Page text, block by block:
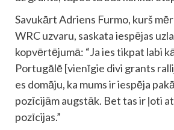
Savukārt Adriens Furmo, kurš
WRC uzvaru, saskata iespējas
kopvērtējumā: “Ja ies tikpat labi
Portugālē [vienīgie divi grants
es domāju, ka mums ir iespēja
pozīcijām augstāk. Bet tas ir ļoti
pozīcijas.”